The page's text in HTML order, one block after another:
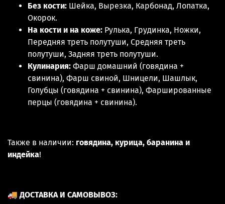
Без кости: Шейка, Вырезка, Карбонад, Лопатка,
Окорок.
На кости и на коже: Рулька, Грудинка, Ножки,
Передняя треть полутуши, Средняя треть
полутуши, Задняя треть полутуши.
Кулинария: Фарш домашний (говядина +
свинина), Фарш свиной, Шницели, Шашлык,
Голубцы (говядина + свинина), Фаршированные
перцы (говядина + свинина).
Также в наличии: говядина, курица, баранина и
индейка!
🚚 ДОСТАВКА И САМОВЫВОЗ: